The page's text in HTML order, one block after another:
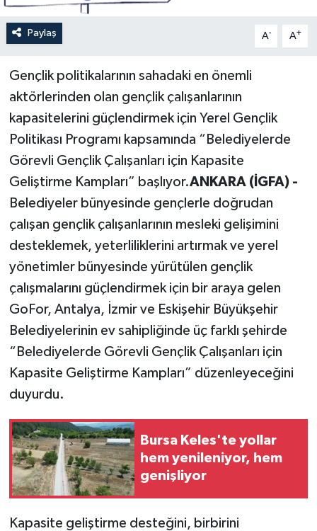
Paylaş A- A+
Gençlik politikalarının sahadaki en önemli
aktörlerinden olan gençlik çalışanlarının
kapasitelerini güçlendirmek için Yerel Gençlik
Politikası Programı kapsamında “Belediyelerde
Görevli Gençlik Çalışanları için Kapasite
Geliştirme Kampları” başlıyor.ANKARA (İGFA) -
Belediyeler bünyesinde gençlerle doğrudan
çalışan gençlik çalışanlarının mesleki gelişimini
desteklemek, yeterliliklerini artırmak ve yerel
yönetimler bünyesinde yürütülen gençlik
çalışmalarını güçlendirmek için bir araya gelen
GoFor, Antalya, İzmir ve Eskişehir Büyükşehir
Belediyelerinin ev sahipliğinde üç farklı şehirde
“Belediyelerde Görevli Gençlik Çalışanları için
Kapasite Geliştirme Kampları” düzenleyeceğini
duyurdu.
Bursa Keles'te yollar
hem yenileniyor, hem
genişliyor
Kapasite geliştirme desteğini, birbirini